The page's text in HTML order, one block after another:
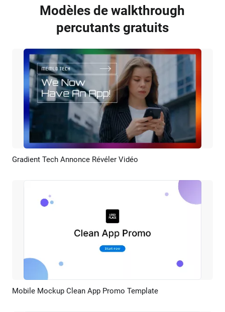
Modèles de walkthrough
percutants gratuits
Aperçu Créer IA
Gradient Tech Annonce Révéler Vidéo
Aperçu Créer IA
Mobile Mockup Clean App Promo Template